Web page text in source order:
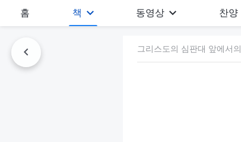
홈 책 동영상 찬양
그리스도의 심판대 앞에서